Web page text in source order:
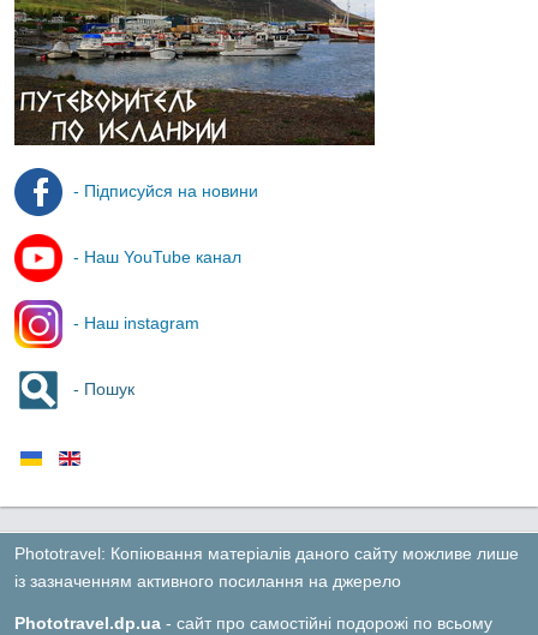
- Підписуйся на новини
- Наш YouTube канал
- Наш instagram
- Пошук
Phototravel: Копіювання матеріалів даного сайту можливе лише
із зазначенням активного посилання на джерело
Phototravel.dp.ua - сайт про самостійні подорожі по всьому